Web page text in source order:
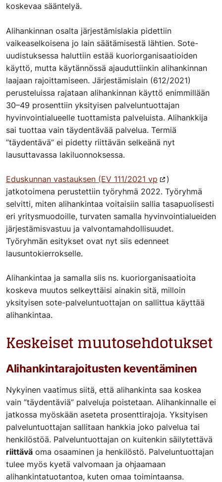
koskevaa sääntelyä.
Alihankinnan osalta järjestämislakia pidettiin
vaikeaselkoisena jo lain säätämisestä lähtien. Sote-
uudistuksessa haluttiin estää kuoriorganisaatioiden
käyttö, mutta käytännössä ajauduttiinkin alihankinnan
laajaan rajoittamiseen. Järjestämislain (612/2021)
perusteluissa rajataan alihankinnan käyttö enimmillään
30–49 prosenttiin yksityisen palveluntuottajan
hyvinvointialueelle tuottamista palveluista. Alihankkija
sai tuottaa vain täydentävää palvelua. Termiä
”täydentävä” ei pidetty riittävän selkeänä nyt
lausuttavassa lakiluonnoksessa.
Eduskunnan vastauksen (EV 111/2021 vp
)
jatkotoimena perustettiin työryhmä 2022. Työryhmä
selvitti, miten alihankintaa voitaisiin sallia tasapuolisesti
eri yritysmuodoille, turvaten samalla hyvinvointialueiden
järjestämisvastuu ja valvontamahdollisuudet.
Työryhmän esitykset ovat nyt siis edenneet
lausuntokierrokselle.
Alihankintaa ja samalla siis ns. kuoriorganisaatioita
koskeva muutos selkeyttäisi ainakin sitä, milloin
yksityisen sote-palveluntuottajan on sallittua käyttää
alihankintaa.
Keskeiset muutosehdotukset
Alihankintarajoitusten keventäminen
Nykyinen vaatimus siitä, että alihankinta saa koskea
vain ”täydentäviä” palveluja poistetaan. Alihankinnalle ei
jatkossa myöskään aseteta prosenttirajoja. Yksityisen
palveluntuottajan sallitaan hankkia joko palvelua tai
henkilöstöä. Palveluntuottajan on kuitenkin säilytettävä
riittävä oma osaaminen ja henkilöstö. Palveluntuottajan
tulee myös kyetä valvomaan ja ohjaamaan
alihankintatuotantoa, kuten omaa toimintaansa.